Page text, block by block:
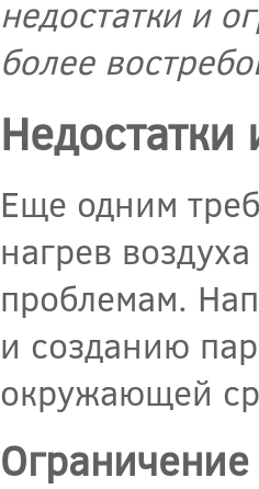
недостатки и
более
Еще одним
нагрев
проблемам.
и созданию
окружающей